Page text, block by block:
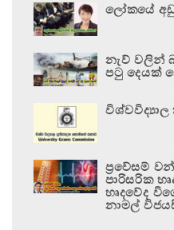
ලෝකයේ
නැව් වලින්
පටු දෙයක්
ප්‍රවේසම්
පාරිසරික
හෘදවේද
නාමල්